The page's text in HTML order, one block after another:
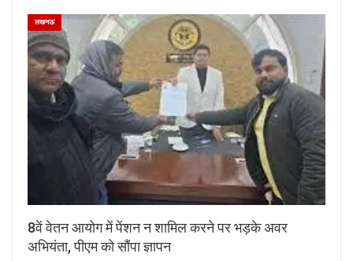
लखनऊ
8वें वेतन आयोग में पेंशन न शामिल करने पर भड़के अवर
अभियंता, पीएम को सौंपा ज्ञापन